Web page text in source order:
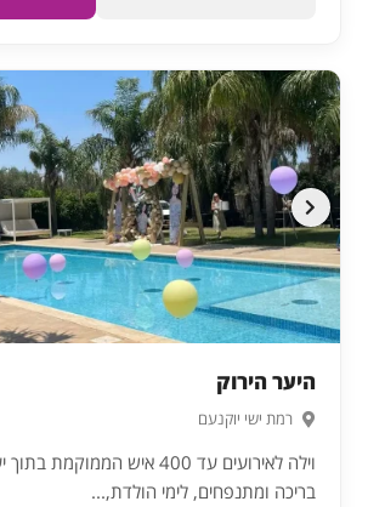
היער הירוק
רמת ישי יוקנעם
וילה לאירועים עד 400 איש
בריכה ומתנפחים, לימי הולדת,...